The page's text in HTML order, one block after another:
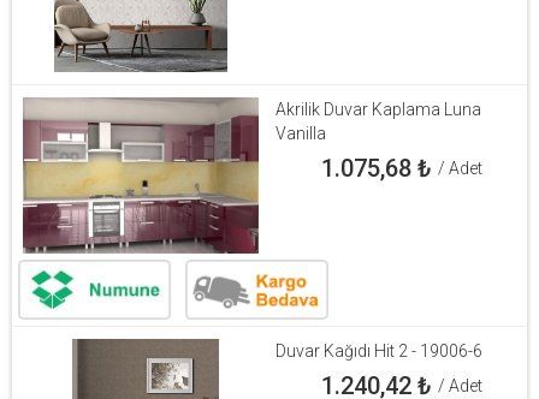
Akrilik Duvar Kaplama Luna
Vanilla
1.075,68₺ / Adet
Duvar Kağıdı Hit 2 - 19006-6
1.240,42₺ / Adet